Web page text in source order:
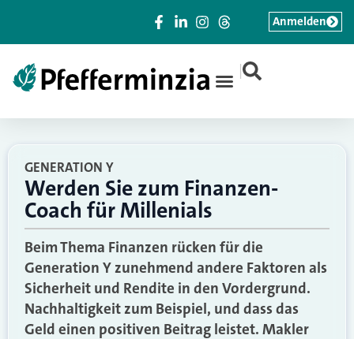
|
Anmelden
GENERATION Y
Werden Sie zum Finanzen-
Coach für Millenials
Beim Thema Finanzen rücken für die
Generation Y zunehmend andere Faktoren als
Sicherheit und Rendite in den Vordergrund.
Nachhaltigkeit zum Beispiel, und dass das
Geld einen positiven Beitrag leistet. Makler